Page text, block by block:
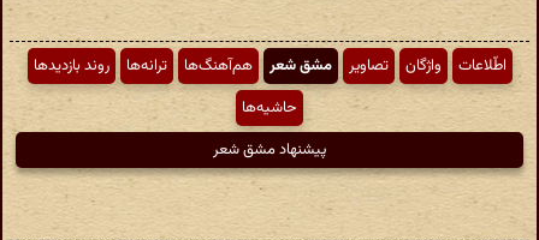
اطّلاعات واژگان تصاویر مشق شعر هم‌آهنگ‌ها ترانه‌ها
روند بازدیدها
حاشیه‌ها
پیشنهاد مشق شعر